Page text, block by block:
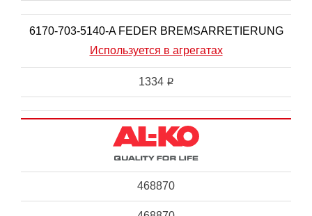
6170-703-5140-A FEDER BREMSARRETIERUNG
Используется в агрегатах
1334 i
468870